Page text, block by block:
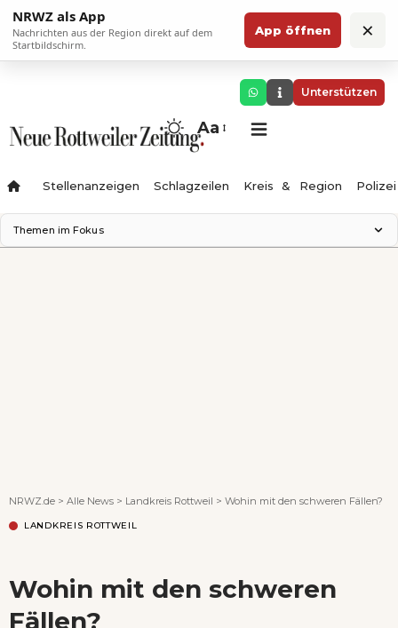
NRWZ als App
Nachrichten aus der Region direkt auf dem
Startbildschirm.
App öffnen ×
Unterstützen
Aa
Stellenanzeigen Schlagzeilen Kreis & Region Polizei
Themen im Fokus
NRWZ.de > Alle News > Landkreis Rottweil > Wohin mit den schweren Fällen?
LANDKREIS ROTTWEIL
Wohin mit den schweren
Fällen?